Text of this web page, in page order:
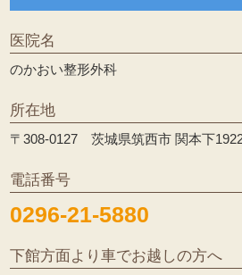
医院名
のかおい整形外科
所在地
〒308-0127 茨城県筑西市 関本下
電話番号
0296-21-5880
下館方面より車でお越しの方へ